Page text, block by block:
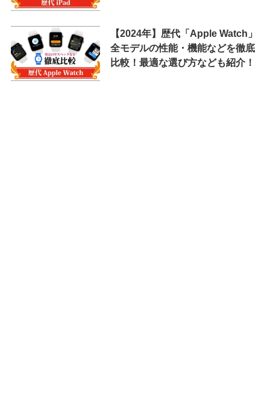
【2024年】歴代「Apple Watch」
全モデルの性能・機能などを徹底
比較！最適な選び方なども紹介！